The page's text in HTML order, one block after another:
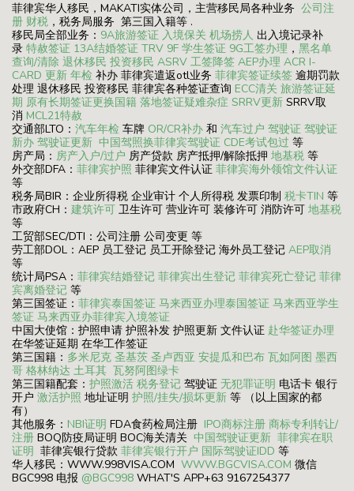
菲律宾华人移民，MAKATI实体公司，主营移民局各种业务 公司注
册 财税 ，税务局服务 第三国入籍等 .
移民局全部业务： 9A旅游签证 入境保关 机场捞人 出入境记录补
录 特赦签证 13A结婚签证 TRV 9F 学生签证 9G工签办理 ， 黑名单
查询/清除 退休移民 投资移民 ASRV 工签降签 AEP办理 ACR I-
CARD 更新 年检 补办 菲律宾遣返otl业务 菲律宾签证续签 逾期罚款
处理 退休移民 投资移民 菲律宾各种签证查询 ECC清关 旅游签证延
期 原有长期签证更换国籍 落地签证疑难杂症 SRRV更新 SRRV取
消 MCL21特赦
交通部LTO： 汽车年检 车牌 OR/CR补办 和 汽车过户 驾驶证 驾驶证
新办 驾驶证更新 中国驾照换菲律宾驾驶证 CDE考试包过 等
房产局： 房产入户/过户 房产贷款 房产抵押/解除抵押 地基税 等
外交部DFA： 菲律宾护照 菲律宾文件认证 菲律宾海外领馆文件认证
等
税务局BIR：企业所得税 企业审计 个人所得税 发票印制 税卡TIN 等
市政府CH： 建筑许可 卫生许可 营业许可 装修许可 消防许可 地基税
等
工贸部SEC/DTI：公司注册 公司变更 等
劳工部DOL：AEP 员工登记 员工开除登记 海外员工登记 AEP取消
等
统计局PSA： 菲律宾结婚登记 菲律宾出生登记 菲律宾死亡登记 菲律
宾离婚登记 等
第三国签证： 菲律宾泰国签证 马来西亚办理泰国签证 马来西亚学生
签证 马来西亚办菲律宾入境签证
中国大使馆：护照申请 护照补发 护照更新 文件认证 赴华签证办理
在华签证延期 在华工作签证
第三国籍： 多米尼克 圣基茨 圣卢西亚 安提瓜和巴布 瓦如阿图 墨西
哥 格林纳达 土耳其 瓦努阿图绿卡
第三国籍配套： 护照激活 税务登记 驾驶证 无犯罪证明 电话卡 银行
开户 激活护照 地址证明 护照/挂失/损坏更新 等 （以上国家的都
有）
其他服务： NBI证明 FDA食药检局注册 IPO商标注册 商标专利转让/
注册 BOQ防疫局证明 BOC海关清关 中国驾驶证更新 菲律宾在职
证明 菲律宾银行贷款 菲律宾银行开户 国际驾驶证IDD 等
华人移民：WWW.998VISA.COM WWW.BGCVISA.COM 微信
BGC998 电报 @BGC998 WHAT'S APP+63 9167254377